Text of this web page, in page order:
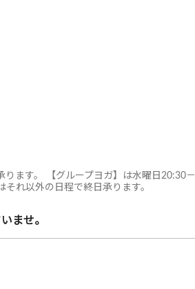
ます。 【グループヨガ】は水曜日20:30－
れ以外の日程で終日承ります。
ませ。